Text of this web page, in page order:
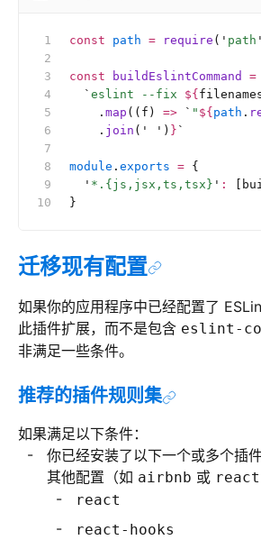
const path = require ( ' path '
const buildEslintCommand =
  `
eslint --fix ${
    .
map ((f) => ` " ${ path .
    .
join ( ' ' ) } `
module . exports = {
  '
*.{js,jsx,ts,tsx} ' :
}
迁移现有配置
如果你的应用程序中已经配置了
此插件扩展，而不是包含 eslint-
非满足一些条件。
推荐的插件规则集
如果满足以下条件：
你已经安装了以下一个或多个插
其他配置（如 airbnb 或
react
react-hooks